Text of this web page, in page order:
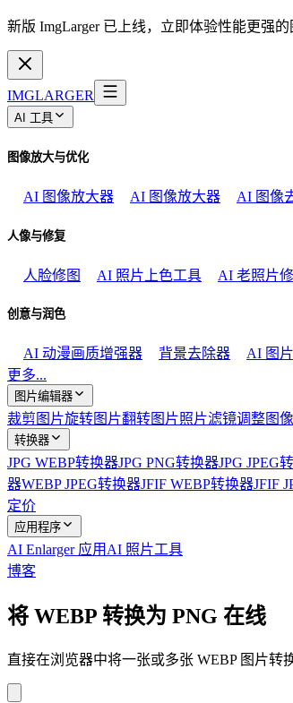
新版 ImgLarger 已上线，立即体验性能更强
IMGLARGER
AI 工具
图像放大与优化
AI 图像放大器 AI 图像放大器 AI 图像
人像与修复
人脸修图 AI 照片上色工具 AI 老照片
创意与润色
AI 动漫画质增强器 背景去除器 AI 图
更多...
图片编辑器
裁剪图片旋转图片翻转图片照片滤镜调整图
转换器
JPG WEBP转换器JPG PNG转换器JPG JPEG
器WEBP JPEG转换器JFIF WEBP转换器JFIF
定价
应用程序
AI Enlarger 应用 AI 照片工具
博客
将 WEBP 转换为 PNG 在线
直接在浏览器中将一张或多张 WEBP 图片转